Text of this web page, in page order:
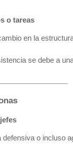
o tareas
en la
se debe a
o incluso